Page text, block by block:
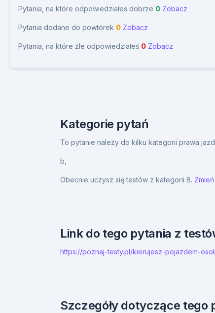
Pytania, na które odpowiedziałeś dobrze 0 Zobacz
Pytania dodane do powtórek 0 Zobacz
Pytania, na które źle odpowiedziałeś 0 Zobacz
Kategorie pytań
To pytanie należy do kilku kategorii prawa
b,
Obecnie uczysz się testów z kategorii B.
Link do tego pytania z
https://poznaj-testy.pl/kierujesz-pojazdem-
Szczegóły dotyczące tego